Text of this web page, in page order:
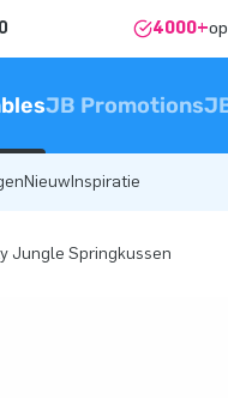
4000+
JB Promotions
NieuwInspiratie
Jungle Springkussen